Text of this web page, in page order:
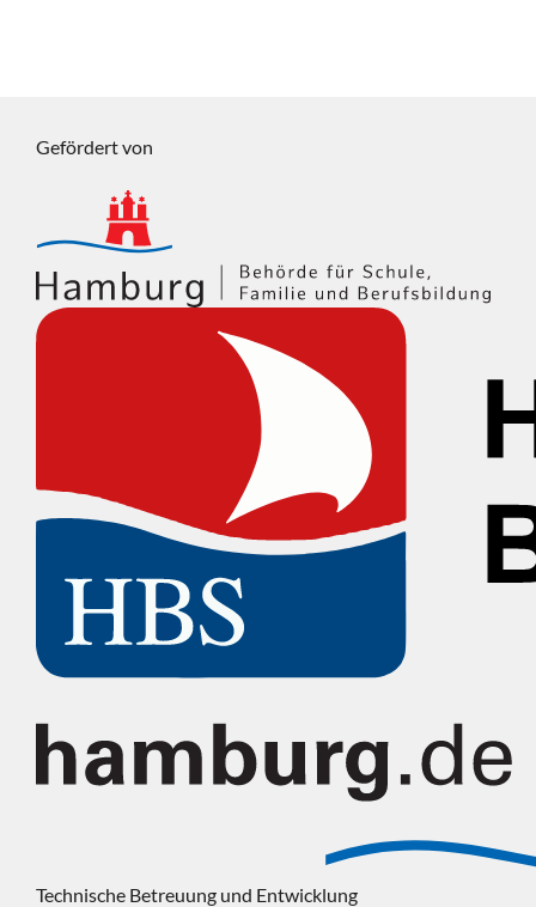
Gefördert von
Technische Betreuung und Entwicklung